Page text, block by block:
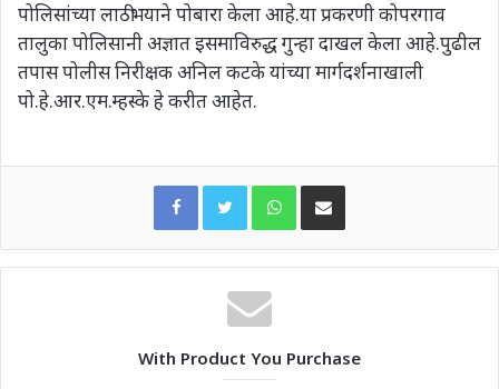
पोलिसांच्या लाठीभयाने पोबारा केला आहे.या प्रकरणी कोपरगाव
तालुका पोलिसानी अज्ञात इसमाविरुद्ध गुन्हा दाखल केला आहे.पुढील
तपास पोलीस निरीक्षक अनिल कटके यांच्या मार्गदर्शनाखाली
पो.हे.आर.एम.म्हस्के हे करीत आहेत.
WhatsAppShare via Email
With Product You Purchase